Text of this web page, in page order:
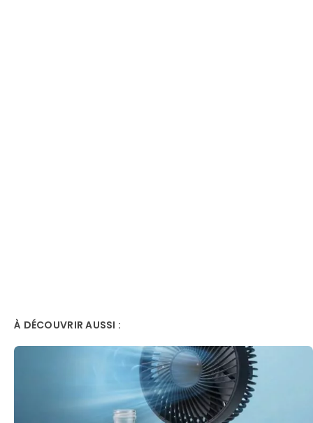
À DÉCOUVRIR AUSSI :